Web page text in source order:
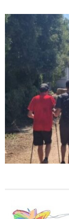
ולא להסתפק